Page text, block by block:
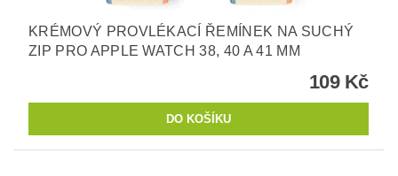
KRÉMOVÝ PROVLÉKACÍ ŘEMÍNEK NA SUCHÝ
ZIP PRO APPLE WATCH 38, 40 A 41 MM
109 Kč